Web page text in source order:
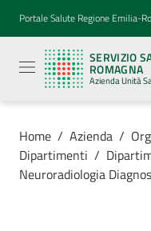
Vai al contenuto
Vai alla navigazione
Vai al footer
Portale Salute Regione Emilia-
SERVIZIO
ROMAGNA
Azienda Unità
Sanitario
Regionale
Emilia-
Romagna
Azienda
Sanitaria
Locale della
Romagna
Home / Azienda /
Dipartimenti /
Neuroradiologia